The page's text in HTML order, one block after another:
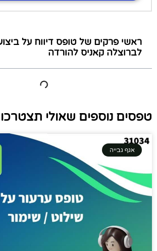
ראשי פרקים של טופס דיווח על
לברוצלה קאניס להורדה
טפסים נוספים שאולי
אגף גבייה